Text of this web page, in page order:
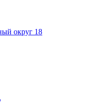
округ 18